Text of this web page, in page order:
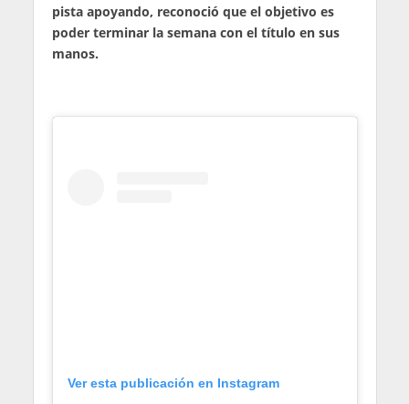
pista apoyando, reconoció que el objetivo es
poder terminar la semana con el título en sus
manos.
Ver esta publicación en Instagram